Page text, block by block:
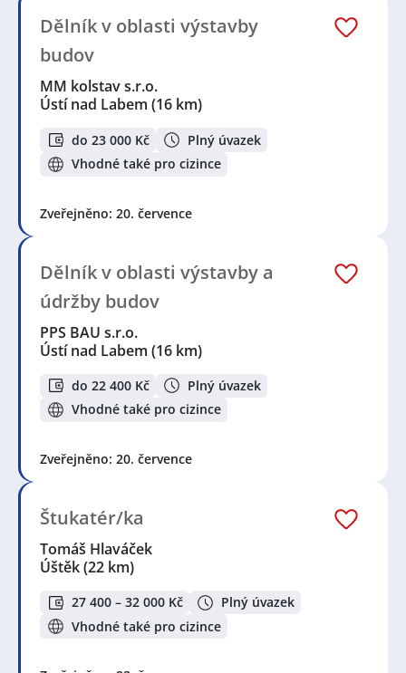
Dělník v oblasti výstavby
budov
MM kolstav s.r.o.
Ústí nad Labem (16 km)
do 23 000 Kč
Plný úvazek
Vhodné také pro cizince
Zveřejněno: 20. července
Dělník v oblasti výstavby a
údržby budov
PPS BAU s.r.o.
Ústí nad Labem (16 km)
do 22 400 Kč
Plný úvazek
Vhodné také pro cizince
Zveřejněno: 20. července
Štukatér/ka
Tomáš Hlaváček
Úštěk(22 km)
27 400 – 32 000 Kč
Plný úvazek
Vhodné také pro cizince